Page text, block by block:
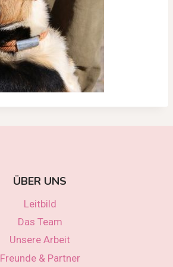
ÜBER UNS
Leitbild
Das Team
Unsere Arbeit
Freunde & Partner